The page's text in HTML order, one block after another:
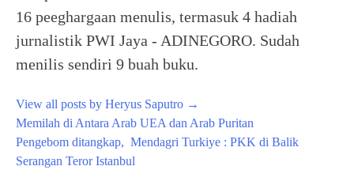
16 peeghargaan menulis, termasuk 4 hadiah
jurnalistik PWI Jaya - ADINEGORO. Sudah
menilis sendiri 9 buah buku.
View all posts by Heryus Saputro →
Post
navigation
Memilah di Antara Arab UEA dan Arab Puritan
Pengebom ditangkap, Mendagri Turkiye : PKK di Balik
Serangan Teror Istanbul